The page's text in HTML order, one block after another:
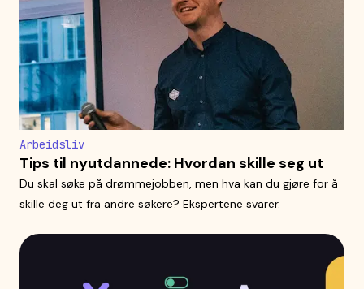
Arbeidsliv
Tips til nyutdannede: Hvordan skille seg ut
Du skal søke på drømmejobben, men hva kan du gjøre for å
skille deg ut fra andre søkere? Ekspertene svarer.